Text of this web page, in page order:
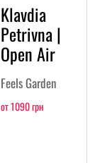
Klavdia
Petrivna |
Open Air
Feels Garden
от 1090 грн